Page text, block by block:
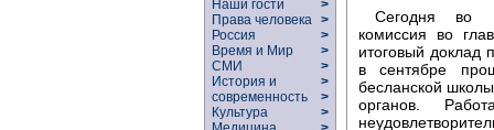
Наши гости
>
Права человека >
Россия
>
Время и Мир
>
СМИ
>
История и
современность
>
>
Культура
>
Сегодня во
комиссия во
итоговый доклад
в сентябре
бесланской
органов.